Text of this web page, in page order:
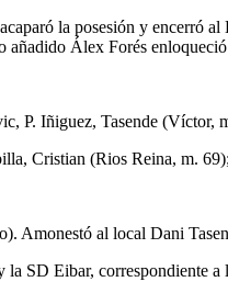
la posesión y encerró
Álex Forés
P. Iñiguez, Tasende (Víctor,
Cristian (Rios Reina, m.
Amonestó al local Dani
SD Eibar, correspondiente